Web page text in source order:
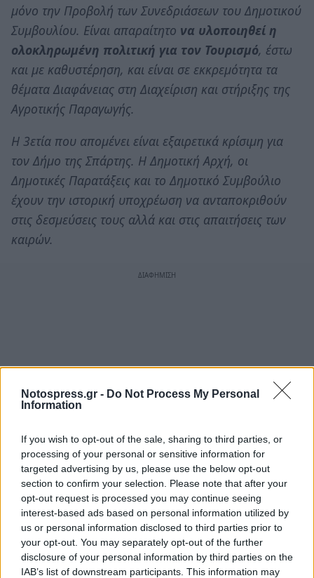
Notospress.gr - Do Not Process My Personal
Information
If you wish to opt-out of the sale, sharing to third parties, or
processing of your personal or sensitive information for
targeted advertising by us, please use the below opt-out
section to confirm your selection. Please note that after your
opt-out request is processed you may continue seeing
interest-based ads based on personal information utilized by
us or personal information disclosed to third parties prior to
your opt-out. You may separately opt-out of the further
disclosure of your personal information by third parties on the
IAB’s list of downstream participants. This information may
μόνο την Προβολή των Συνεδριάσεων του Δημοτικού
Συμβουλίου. Είναι απαραίτητο να υλοποιηθεί η
ολοκληρωμένη πολιτική για τον Τουρισμό, έστω
και με καθυστέρηση, και είναι σε εκκρεμότητα τα
θέματα Διαφάνειας στη Διαχείριση και στήριξης της
Αγροτικής Παραγωγής.
Η 3ετία που απομένει είναι εξαιρετικά κρίσιμη για
τον Δήμο της Σπάρτης. Η Δημοτική Αρχή, οι
Δημοτικές Παρατάξεις και το Δημοτικό Συμβούλιο
έχουν την ιστορική υποχρέωση να ανταποκριθούν
στις δεσμεύσεις τους αλλά και στις απαιτήσεις των
καιρών.